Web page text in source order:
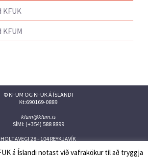
KFUK
© KFUM OG KFUK Á ÍSLANDI
Kt:690169-0889
kfum@kfum.is
SÍMI: (+354) 588 8899
HOLTAVEGI 28 - 104 REYKJAVÍK
á Íslandi notast við vafrakökur til að tryggja